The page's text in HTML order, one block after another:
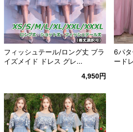
フィッシュテール/ロング丈 ブラ
イズメイド ドレス グレ...
4,950円
6パ
ード